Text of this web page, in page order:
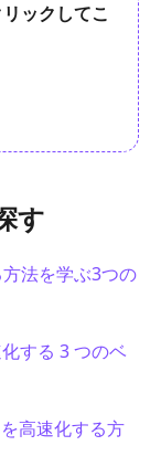
ックしてこ
す
法を学ぶ3つの
する 3 つのベ
高速化する方